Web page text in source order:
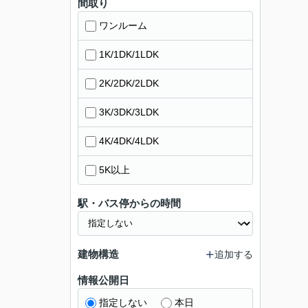
間取り
ワンルーム
1K/1DK/1LDK
2K/2DK/2LDK
3K/3DK/3LDK
4K/4DK/4LDK
5K以上
駅・バス停からの時間
建物構造 追加する
情報公開日
指定しない 本日